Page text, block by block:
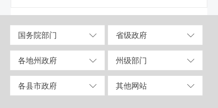
国务院部门 省级政府
各地州政府 州级部门
各县市政府 其他网站